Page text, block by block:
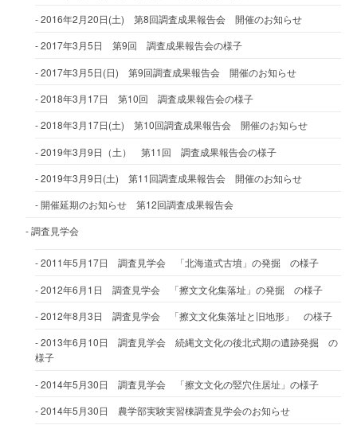
2016年2月20日(土) 第8回調査成果報告会 開催のお知らせ
2017年3月5日 第9回 調査成果報告会の様子
2017年3月5日(日) 第9回調査成果報告会 開催のお知らせ
2018年3月17日 第10回 調査成果報告会の様子
2018年3月17日(土) 第10回調査成果報告会 開催のお知らせ
2019年3月9日（土） 第11回 調査成果報告会の様子
2019年3月9日(土) 第11回調査成果報告会 開催のお知らせ
開催延期のお知らせ 第12回調査成果報告会
調査見学会
2011年5月17日 調査見学会 「北海道式古墳」の発掘 の様子
2012年6月1日 調査見学会 「擦文文化集落址」の発掘 の様子
2012年8月3日 調査見学会 「擦文文化集落址と旧地形」 の様子
2013年6月10日 調査見学会 続縄文文化の後北式期の遺跡発掘 の
様子
2014年5月30日 調査見学会 「擦文文化の竪穴住居址」の様子
2014年5月30日 農学部実験実習棟調査見学会のお知らせ